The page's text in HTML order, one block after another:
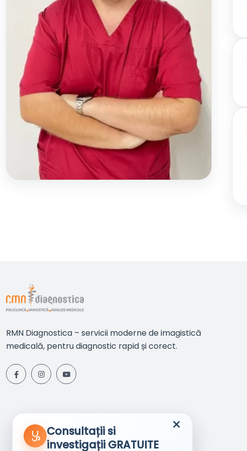
RMN Diagnostica – servicii moderne de imagistică
medicală, pentru diagnostic rapid și corect.
×
Consultații si
investigații GRATUITE